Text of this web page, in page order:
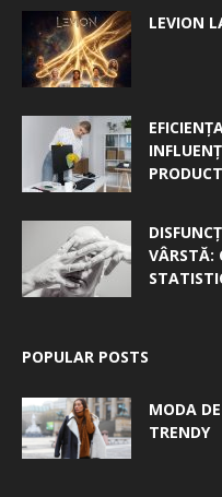
LEVION
VÂRSTĂ:
POPULAR POSTS
MODA
TRENDY